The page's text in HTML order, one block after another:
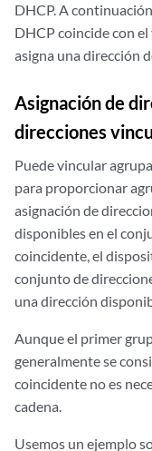
DHCP. A
DHCP coincide con
asigna una dirección
Asignación de
direcciones
Puede vincular
para proporcionar
asignación de
disponibles en el
coincidente, el
conjunto de
una dirección
Aunque el primer
generalmente se
coincidente no es
cadena.
Usemos un ejemplo